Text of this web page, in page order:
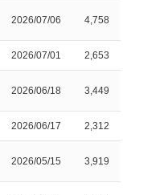
2026/07/06 4,758
2026/07/01 2,653
2026/06/18 3,449
2026/06/17 2,312
2026/05/15 3,919